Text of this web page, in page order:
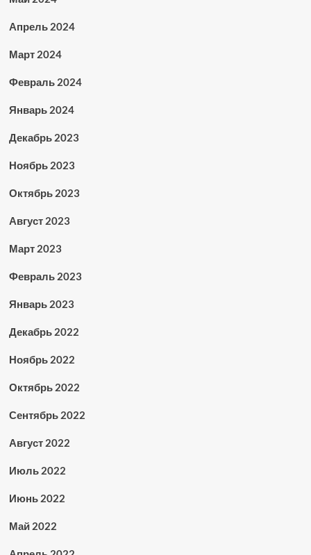
Апрель 2024
Март 2024
Февраль 2024
Январь 2024
Декабрь 2023
Ноябрь 2023
Октябрь 2023
Август 2023
Март 2023
Февраль 2023
Январь 2023
Декабрь 2022
Ноябрь 2022
Октябрь 2022
Сентябрь 2022
Август 2022
Июль 2022
Июнь 2022
Май 2022